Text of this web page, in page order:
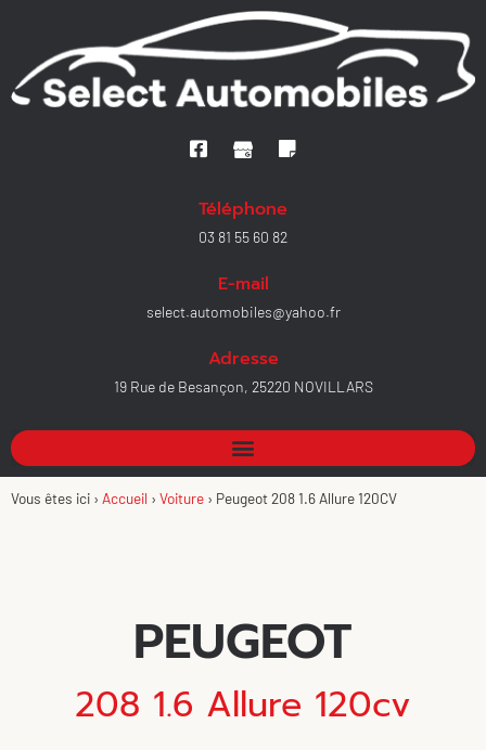
Téléphone
03 81 55 60 82
E-mail
select.automobiles@yahoo.fr
Adresse
19 Rue de Besançon, 25220 NOVILLARS
Vous êtes ici › Accueil › Voiture › Peugeot 208 1.6 Allure 120CV
PEUGEOT
208 1.6 Allure 120cv